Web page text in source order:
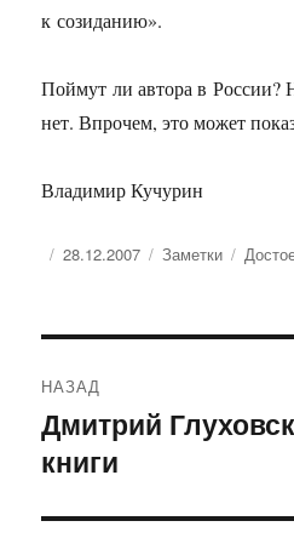
к созиданию».
Поймут ли автора в России?
нет. Впрочем, это может
Владимир Кучурин
Опубликовано
28.12.2007 Рубрики
Заметки Метки
по
записям
НАЗАД
Предыдущая
запись:
Дмитрий
книги